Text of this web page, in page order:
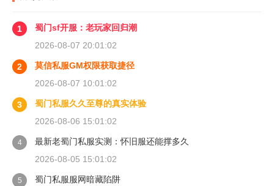
1
蜀门sf开服：老玩家回归潮
2026-08-07 20:01:02
2
莫信私服GM权限获取捷径
2026-08-07 10:01:02
3
蜀门私服久久至尊的真实体验
2026-08-06 15:01:02
4
最新老蜀门私服实测：怀旧服还能撑多久
2026-08-05 15:01:02
5
蜀门私服服网暗藏陷阱